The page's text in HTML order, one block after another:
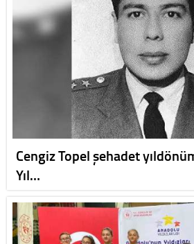
Cengiz Topel şehadet
Yıl…